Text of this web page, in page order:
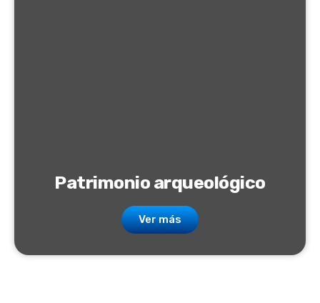
Patrimonio arqueológico
Ver más